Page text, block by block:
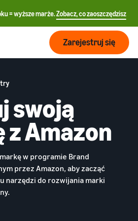
= wyższe marże.Zobacz, co zaoszczędzisz
Zarejestruj się
swoją
z Amazon
w programie Brand
przez Amazon, aby zacząć
narzędzi do rozwijania marki